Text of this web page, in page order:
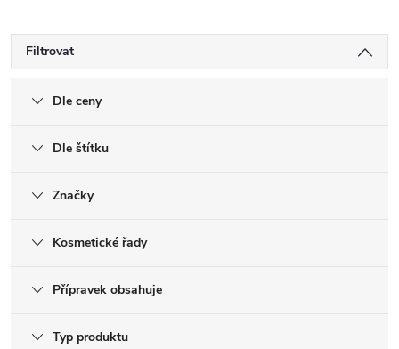
Filtrovat
Dle ceny
Dle štítku
Značky
Kosmetické řady
Přípravek obsahuje
Typ produktu